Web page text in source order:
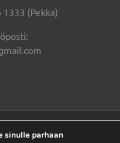
(Pekka)
sinulle parhaan